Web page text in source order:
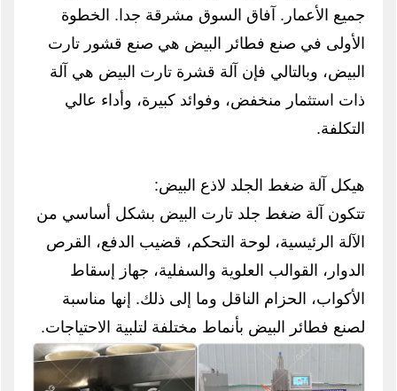
جميع الأعمار. آفاق السوق مشرقة جدا. الخطوة
الأولى في صنع فطائر البيض هي صنع قشور تارت
البيض، وبالتالي فإن آلة قشرة تارت البيض هي آلة
ذات استثمار منخفض، وفوائد كبيرة، وأداء عالي
التكلفة.
هيكل آلة ضغط الجلد لاذع البيض:
تتكون آلة ضغط جلد تارت البيض بشكل أساسي من
الآلة الرئيسية، لوحة التحكم، قضيب الدفع، القرص
الدوار، القوالب العلوية والسفلية، جهاز إسقاط
الأكواب، الحزام الناقل وما إلى ذلك. إنها مناسبة
لصنع فطائر البيض بأنماط مختلفة لتلبية الاحتياجات.